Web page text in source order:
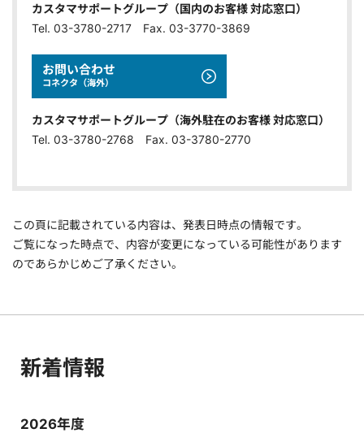
カスタマサポートグループ（国内のお客様 対応窓口）
Tel. 03-3780-2717 Fax. 03-3770-3869
お問い合わせ
コネクタ（海外）
カスタマサポートグループ（海外駐在のお客様 対応窓口）
Tel. 03-3780-2768 Fax. 03-3780-2770
この頁に記載されている内容は、発表日時点の情報です。
ご覧になった時点で、内容が変更になっている可能性があります
のであらかじめご了承ください。
新着情報
2026年度